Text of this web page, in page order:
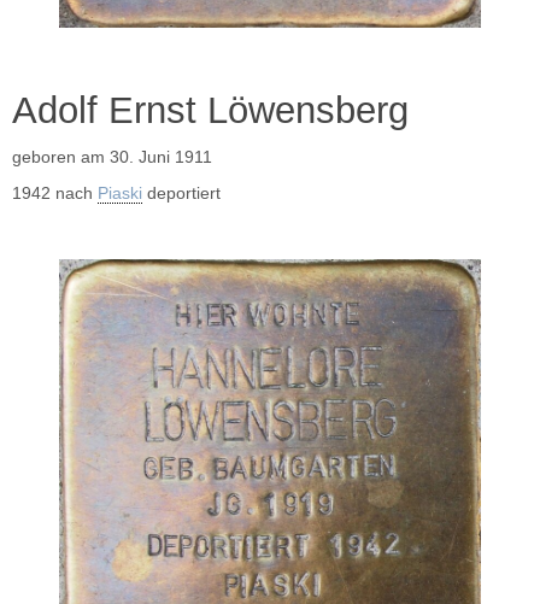
Adolf Ernst Löwensberg
geboren am 30. Juni 1911
1942 nach Piaski deportiert